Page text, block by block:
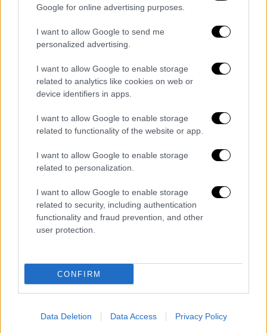
Google for online advertising purposes.
I want to allow Google to send me
personalized advertising.
I want to allow Google to enable storage
related to analytics like cookies on web or
device identifiers in apps.
I want to allow Google to enable storage
related to functionality of the website or app.
I want to allow Google to enable storage
related to personalization.
I want to allow Google to enable storage
related to security, including authentication
functionality and fraud prevention, and other
user protection.
CONFIRM
Data Deletion Data Access Privacy Policy
Προανάκρισηδιενεργείται από το Α.Τ.
Παραμυθιάς.
Τα σχολιά σας δημοσιεύονται άμεσα με δική σας ευθύνη. Το
ΕΘΝΟΣ θα παρεμβαίνει και τα προσβλητικά σχόλια θα
διαγράφονται
καταχώρηση
«Είχαν άδεια για τις Αλυκές,
προσγειώθηκαν στο... Σαρακήνικο:
χειριστής και ιδιοκτήτης